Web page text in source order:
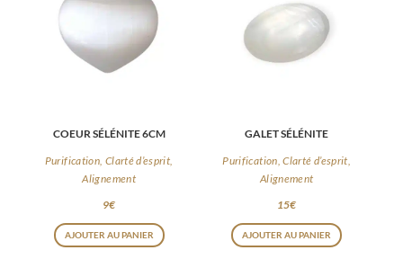
COEUR SÉLÉNITE 6CM
Purification, Clarté d’esprit,
Alignement
9€
AJOUTER AU PANIER
GALET SÉLÉNITE
Purification, Clarté d’esprit,
Alignement
15€
AJOUTER AU PANIER